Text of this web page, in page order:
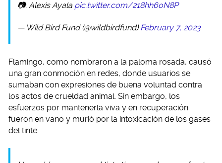
📷: Alexis Ayala pic.twitter.com/218hh6oN8P
— Wild Bird Fund (@wildbirdfund)February 7, 2023
Flamingo, como nombraron a la paloma rosada, causó
una gran conmoción en redes, donde usuarios se
sumaban con expresiones de buena voluntad contra
los actos de crueldad animal. Sin embargo, los
esfuerzos por mantenerla viva y en recuperación
fueron en vano y murió por la intoxicación de los gases
del tinte.